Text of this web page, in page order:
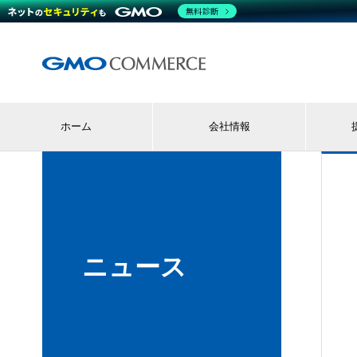
ホーム 会社情報
ニュース
無料診断